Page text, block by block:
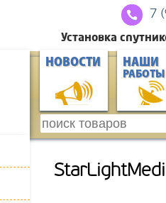
7
Установка
НОВОСТИ НАШИ
РАБОТЫ